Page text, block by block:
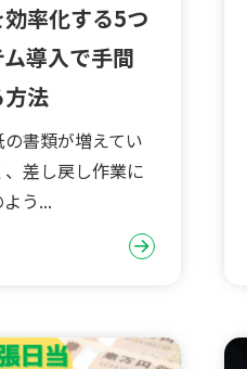
率化する5つ
導入で手間
法
の書類が増えてい
差し戻し作業に
う...